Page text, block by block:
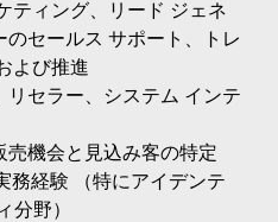
ティング、リード ジェネ
セールス サポート、トレ
よび推進
セラー、システム インテ
機会と見込み客の特定
務経験 （特にアイデンテ
分野）